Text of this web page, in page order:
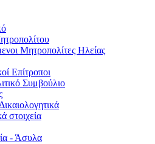
Μητροπολίτες Ηλείας
Επίτροποι
Συμβούλιο
στοιχεία
- Άσυλα